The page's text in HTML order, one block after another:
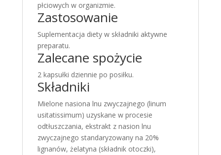
płciowych w organizmie.
Zastosowanie
Suplementacja diety w składniki aktywne
preparatu.
Zalecane spożycie
2 kapsułki dziennie po posiłku.
Składniki
Mielone nasiona lnu zwyczajnego (linum
usitatissimum) uzyskane w procesie
odtłuszczania, ekstrakt z nasion lnu
zwyczajnego standaryzowany na 20%
lignanów, żelatyna (składnik otoczki),